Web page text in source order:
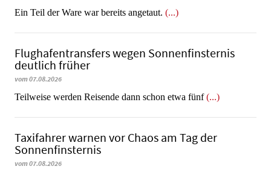
​​​​​​​Ein Teil der Ware war bereits angetaut. (...)
Flughafentransfers wegen Sonnenfinsternis
deutlich früher
vom 07.08.2026
Teilweise werden Reisende dann schon etwa fünf(...)
Taxifahrer warnen vor Chaos am Tag der
Sonnenfinsternis
vom 07.08.2026